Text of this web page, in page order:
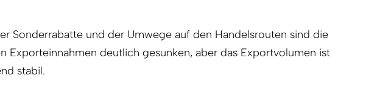
Sonderrabatte und der Umwege auf den Handelsrouten sind die
Exporteinnahmen deutlich gesunken, aber das Exportvolumen ist
stabil.